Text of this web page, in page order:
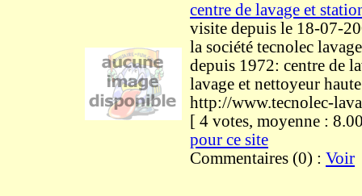
centre de lavage et
visite depuis le 18-07-
la société tecnolec
depuis 1972: centre de
lavage et nettoyeur
http://www.tecnolec-
[ 4 votes, moyenne :
pour ce site
Commentaires (0) : Voir